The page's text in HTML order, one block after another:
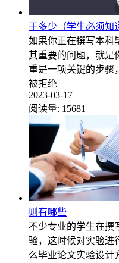
于多少（学生必须知
如果你正在撰写本科
其重要的问题，就是
重是一项关键的步骤
被拒绝
2023-03-17
阅读量: 15681
则有哪些
不少专业的学生在撰
验，这时候对实验进
么毕业论文实验设计